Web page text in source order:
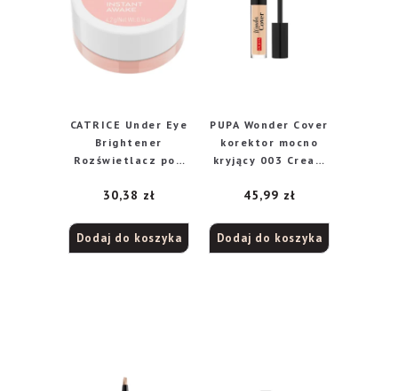
CATRICE Under Eye
Brightener
Rozświetlacz pod
Rose, 4,2 g
30,38 zł
Dodaj do koszyka
PUPA Wonder Cover
korektor mocno
kryjący 003 Cream
45,99 zł
Dodaj do koszyka